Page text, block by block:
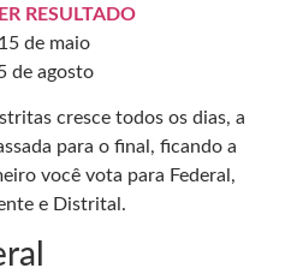
RESULTADO
de maio
de agosto
cresce todos os dias, a
para o final, ficando a
você vota para Federal,
e Distrital.